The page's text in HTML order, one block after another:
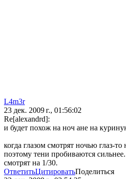
L4m3r
23 дек. 2009 г., 01:56:02
Re[alexandrd]:
и будет похож на ноч ане на
когда глазом смотрят ночью глаз-
поэтому тени пробиваются
смотрят на 1/30.
ОтветитьЦитироватьПоделиться